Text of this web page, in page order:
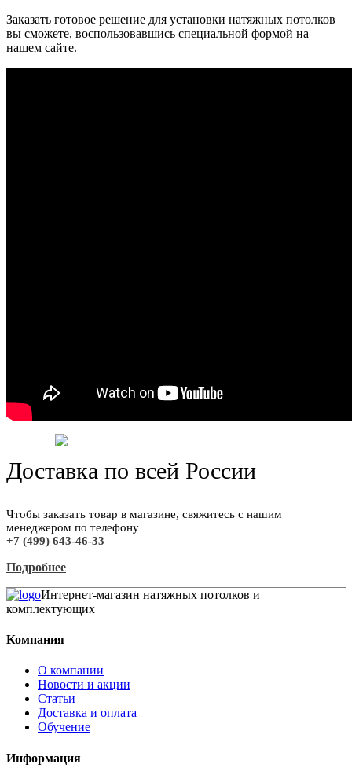
Заказать готовое решение для установки натяжных потолков
вы сможете, воспользовавшись специальной формой на
нашем сайте.
Доставка по всей России
Чтобы заказать товар в магазине, свяжитесь с нашим
менеджером по телефону
+7 (499) 643-46-33
Подробнее
Интернет-магазин натяжных потолков и
комплектующих
Компания
О компании
Новости и акции
Статьи
Доставка и оплата
Обучение
Информация